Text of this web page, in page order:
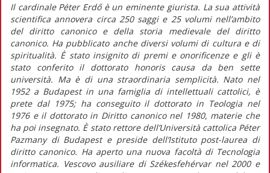
Il cardinale Péter Erdő è un eminente giurista. La sua attività
scientifica annovera circa 250 saggi e 25 volumi nell’ambito
del diritto canonico e della storia medievale del diritto
canonico. Ha pubblicato anche diversi volumi di cultura e di
spiritualità. È stato insignito di premi e onorificenze e gli è
stato conferito il dottorato honoris causa da ben sette
università. Ma è di una straordinaria semplicità. Nato nel
1952 a Budapest in una famiglia di intellettuali cattolici, è
prete dal 1975; ha conseguito il dottorato in Teologia nel
1976 e il dottorato in Diritto canonico nel 1980, materie che
ha poi insegnato. È stato rettore dell’Università cattolica Péter
Pazmany di Budapest e preside dell’Istituto post-laurea di
diritto canonico. Ha aperto una nuova facoltà di Tecnologia
informatica. Vescovo ausiliare di Székesfehérvar nel 2000 e